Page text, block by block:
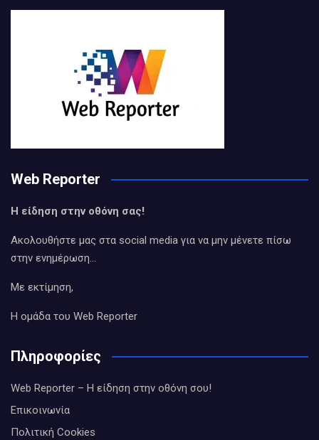
Web Reporter
Η είδηση στην οθόνη σας!
Ακολουθήστε μας στα social media για να μην μένετε πίσω
στην ενημέρωση…
Με εκτίμηση,
Η ομάδα του Web Reporter
Πληροφορίες
Web Reporter – Η είδηση στην οθόνη σου!
Επικοινωνία
Πολιτική Cookies